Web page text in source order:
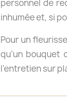
personnel de
inhumée et, si
Pour un
qu’un bouquet
l’entretien sur